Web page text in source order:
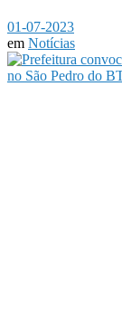
01-07-2023
em Notícias